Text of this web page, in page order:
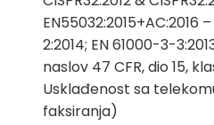
EN55032:2015+AC:2016
2:2014; EN 61000-3-
naslov 47 CFR, dio 15,
Usklađenost sa
faksiranja)